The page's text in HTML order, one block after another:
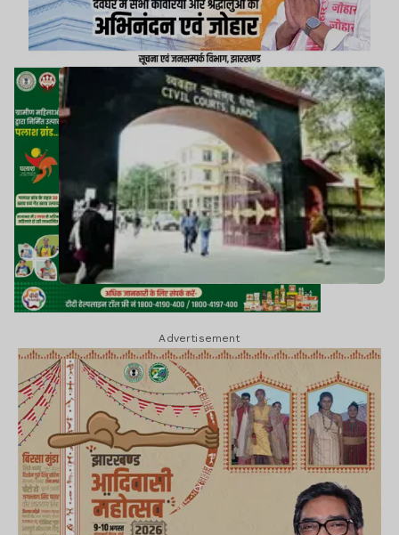
Advertisement